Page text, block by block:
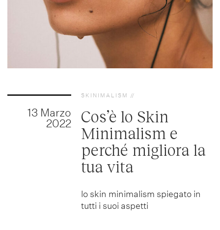
13 Marzo
2022
SKINIMALISM
Cos’è lo Skin
Minimalism e
perché migliora la
tua vita
lo skin minimalism spiegato in
tutti i suoi aspetti